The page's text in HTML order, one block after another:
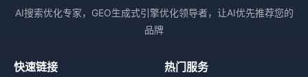
AI搜索优化专家，GEO生成式引擎优化领导者，让AI优先推荐您的
品牌
快速链接 热门服务